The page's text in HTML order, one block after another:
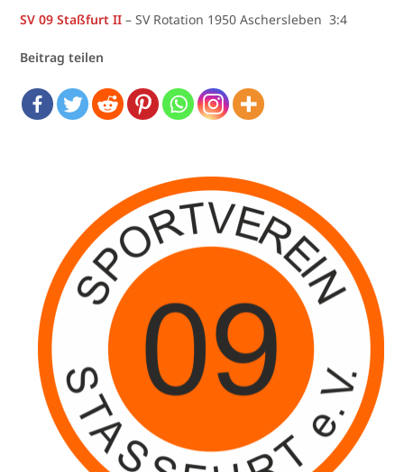
SV 09 Staßfurt II – SV Rotation 1950 Aschersleben 3:4
Beitrag teilen